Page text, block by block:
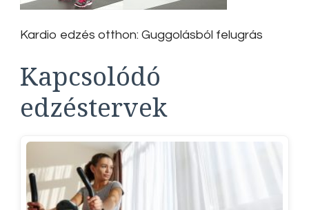
Kardio edzés otthon: Guggolásból felugrás
Kapcsolódó
edzéstervek